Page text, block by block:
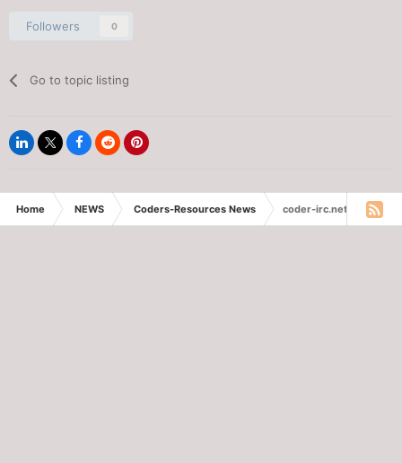
Followers 0
Go to topic listing
Home NEWS Coders-Resources News coder-irc.net